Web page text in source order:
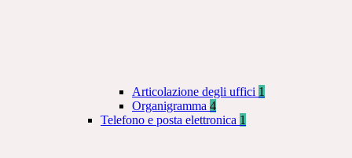
Articolazione degli uffici 1
Organigramma 4
Telefono e posta elettronica 1